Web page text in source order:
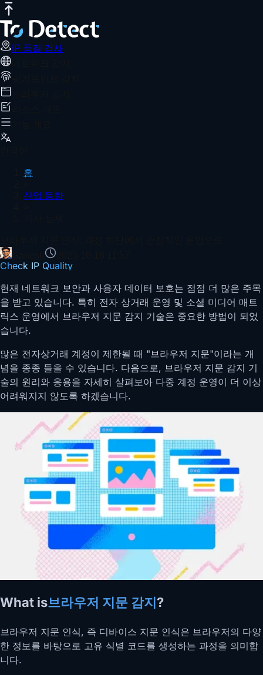
IP 품질 검사
브라우저 지문 인식: 계정 차단에서 안정
브라우저 지문 인식 기술은 장치와 운영 환경을 정확하게 식별
홈
추천 기사
IP 품질 검사
홈
산업 동향
Check IP Quality
현재 네트워크 보안과 사용자 데이터 보호는 점점 더 많은 주목
을 받고 있습니다. 특히 전자 상거래 운영 및 소셜 미디어 매트
릭스 운영에서 브라우저 지문 감지 기술은 중요한 방법이 되었
습니다.
많은 전자상거래 계정이 제한될 때 "브라우저 지문"이라는 개
념을 종종 들을 수 있습니다. 다음으로, 브라우저 지문 감지 기
술의 원리와 응용을 자세히 살펴보아 다중 계정 운영이 더 이상
어려워지지 않도록 하겠습니다.
What is브라우저 지문 감지?
브라우저 지문 인식, 즉 디바이스 지문 인식은 브라우저의 다양
한 정보를 바탕으로 고유 식별 코드를 생성하는 과정을 의미합
니다.